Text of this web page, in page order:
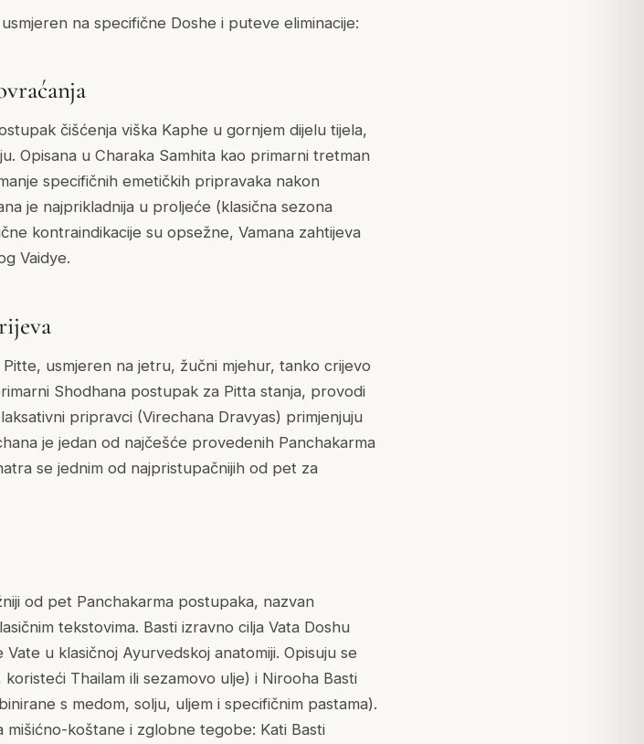
na specifične Doshe i puteve eliminacije:
čišćenja viška Kaphe u gornjem dijelu tijela,
Opisana u Charaka Samhita kao primarni tretman
specifičnih emetičkih pripravaka nakon
je najprikladnija u proljeće (klasična sezona
kontraindikacije su opsežne, Vamana zahtijeva
Vaidye.
usmjeren na jetru, žučni mjehur, tanko crijevo
Shodhana postupak za Pitta stanja, provodi
pripravci (Virechana Dravyas) primjenjuju
je jedan od najčešće provedenih Panchakarma
se jednim od najpristupačnijih od pet za
od pet Panchakarma postupaka, nazvan
tekstovima. Basti izravno cilja Vata Doshu
u klasičnoj Ayurvedskoj anatomiji. Opisuju se
Thailam ili sezamovo ulje) i Nirooha Basti
s medom, solju, uljem i specifičnim pastama).
mišićno-koštane i zglobne tegobe: Kati Basti